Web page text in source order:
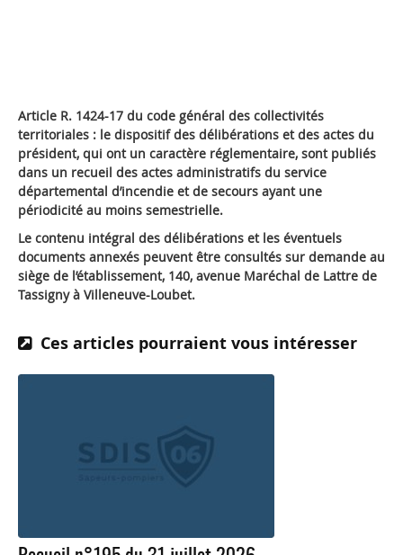
Article R. 1424-17 du code général des collectivités
territoriales : le dispositif des délibérations et des actes du
président, qui ont un caractère réglementaire, sont publiés
dans un recueil des actes administratifs du service
départemental d’incendie et de secours ayant une
périodicité au moins semestrielle.
Le contenu intégral des délibérations et les éventuels
documents annexés peuvent être consultés sur demande au
siège de l’établissement, 140, avenue Maréchal de Lattre de
Tassigny à Villeneuve-Loubet.
Ces articles pourraient vous intéresser